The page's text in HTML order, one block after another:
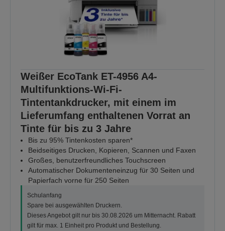
Weißer EcoTank ET-4956 A4-
Multifunktions-Wi-Fi-
Tintentankdrucker, mit einem im
Lieferumfang enthaltenen Vorrat an
Tinte für bis zu 3 Jahre
Bis zu 95% Tintenkosten sparen*
Beidseitiges Drucken, Kopieren, Scannen und Faxen
Großes, benutzerfreundliches Touchscreen
Automatischer Dokumenteneinzug für 30 Seiten und
Papierfach vorne für 250 Seiten
Schulanfang
Spare bei ausgewählten Druckern.
Dieses Angebot gilt nur bis 30.08.2026 um Mitternacht. Rabatt
gilt für max. 1 Einheit pro Produkt und Bestellung.